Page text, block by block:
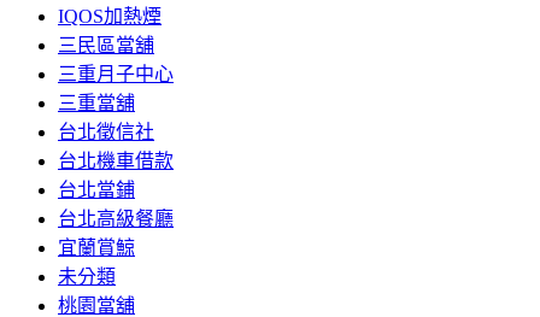
IQOS加熱煙
三民區當舖
三重月子中心
三重當舖
台北徵信社
台北機車借款
台北當鋪
台北高級餐廳
宜蘭賞鯨
未分類
桃園當舖